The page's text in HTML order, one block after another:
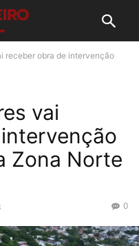
receber obra de intervenção
vai
Zona Norte
0